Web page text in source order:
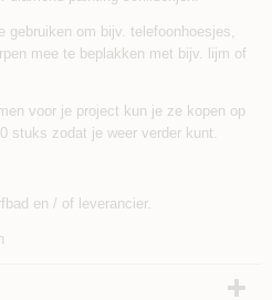
gebruiken om bijv. telefoonhoesjes,
mee te beplakken met bijv. lijm of
voor je project kun je ze kopen op
stuks zodat je weer verder kunt.
en / of leverancier.